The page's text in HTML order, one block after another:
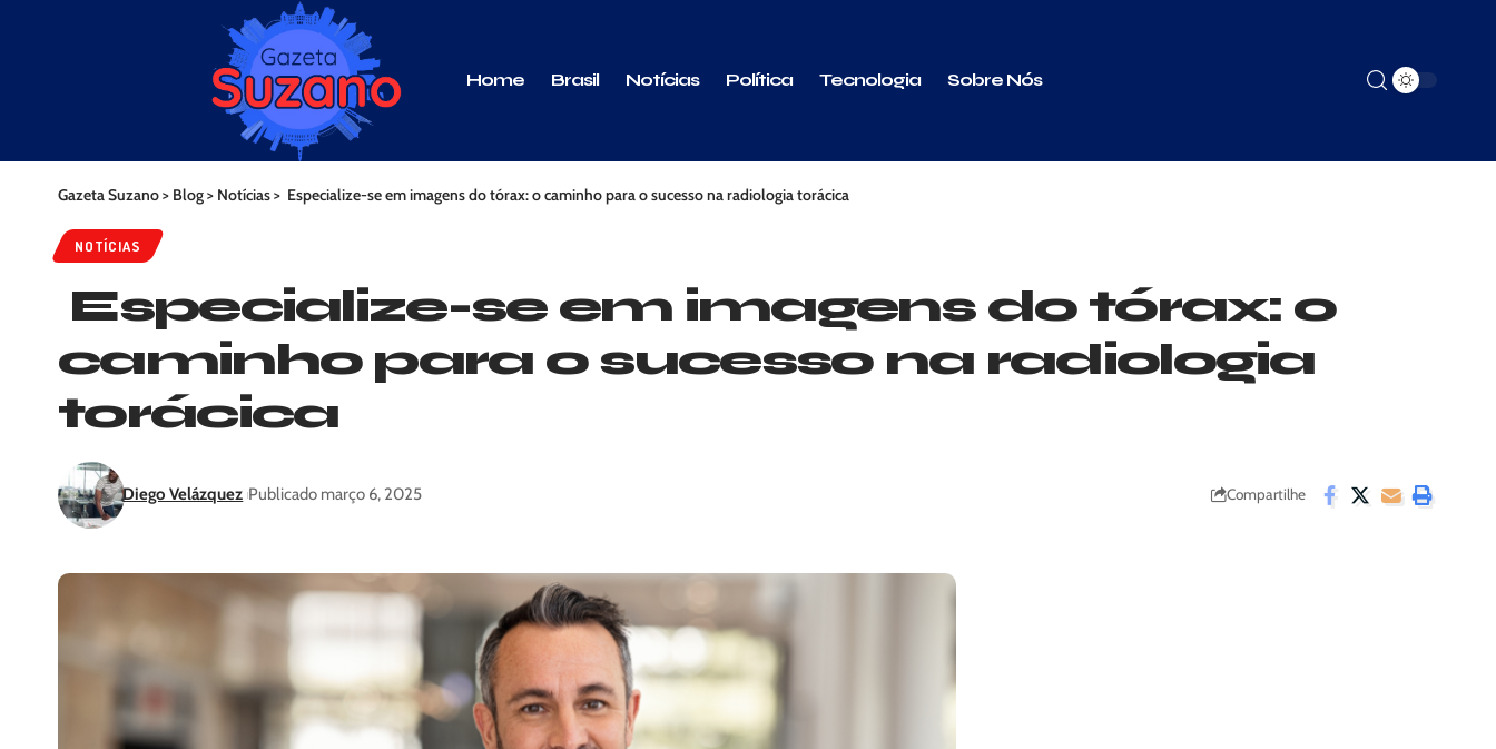
Home Brasil Notícias Política Tecnologia Sobre Nós
Gazeta Suzano> Blog> Notícias> Especialize-se em imagens do tórax: o caminho para o sucesso na radiologia torácica
NOTÍCIAS
Especialize-se em imagens do tórax: o
caminho para o sucesso na radiologia
torácica
Diego Velázquez Publicado março 6, 2025 Compartilhe